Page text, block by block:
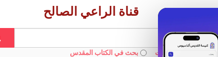
قناة الراعي الصالح
بحث في الويبسايت بحث في الكتاب المقدس